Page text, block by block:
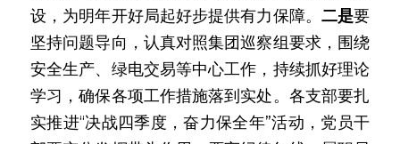
设，为明年开好局起好步提供有力保障。 二是要
坚持问题导向，认真对照集团巡察组要求，围绕
安全生产、绿电交易等中心工作，持续抓好理论
学习，确保各项工作措施落到实处。 各支部要扎
实推进“决战四季度，奋力保全年”活动，党员干